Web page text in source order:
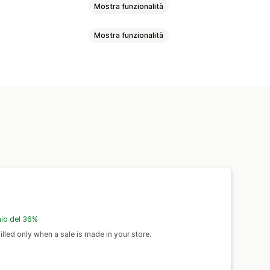
Mostra funzionalità
Mostra funzionalità
ordini
del 36%
only when a sale is made in your store.